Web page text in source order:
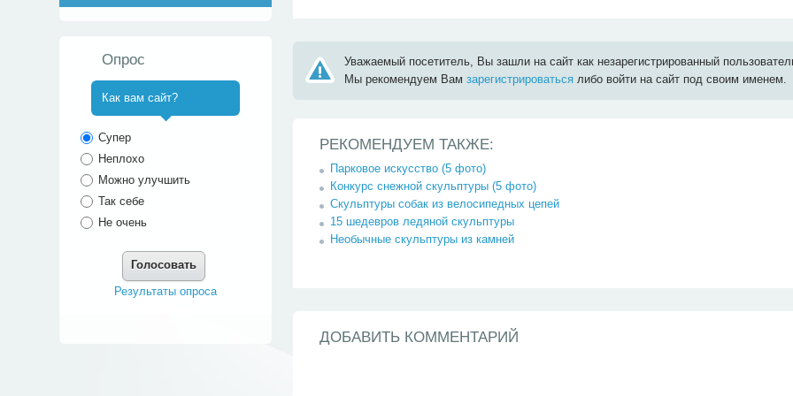
Уважаемый посетитель, Вы зашли на сайт как незарегистрированный
Мы рекомендуем Вамзарегистрироваться либо войти на сайт под своим именем.
РЕКОМЕНДУЕМ ТАКЖЕ:
Парковое искусство (5 фото)
Конкурс снежной скульптуры (5 фото)
Скульптуры собак из велосипедных цепей
15 шедевров ледяной скульптуры
Необычные скульптуры из камней
ДОБАВИТЬ КОММЕНТАРИЙ
Опрос
Как вам сайт?
Супер
Неплохо
Можно улучшить
Так себе
Не очень
Голосовать
Результаты опроса